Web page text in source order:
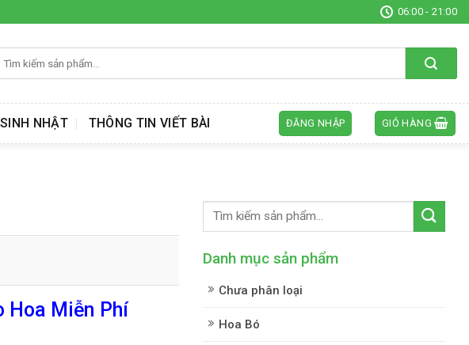
06:00 - 21:00
kiếm:
NHẬT THÔNG TIN VIẾT BÀI ĐĂNG NHẬP GIỎ HÀNG
Hoa Miễn Phí
Danh mục sản phẩm
Chưa phân loại
Hoa Bó